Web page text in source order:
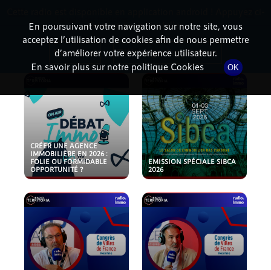
PODCASTS
CRÉER UNE AGENCE
IMMOBILIÈRE EN 2026 :
FOLIE OU FORMIDABLE
OPPORTUNITÉ ?
EMISSION SPÉCIALE SIBCA
2026
En poursuivant votre navigation sur notre site, vous
acceptez l’utilisation de cookies afin de nous permettre
d’améliorer votre expérience utilisateur.
En savoir plus sur notre politique Cookies
OK
dessous pour l'installer.
Non merci Télécharger l'application